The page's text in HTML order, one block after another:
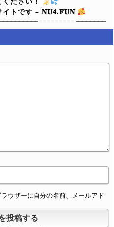
ださい！
イトです – 𝐍𝐔𝟒.𝐅𝐔𝐍
ウザーに自分の名前、メールアド